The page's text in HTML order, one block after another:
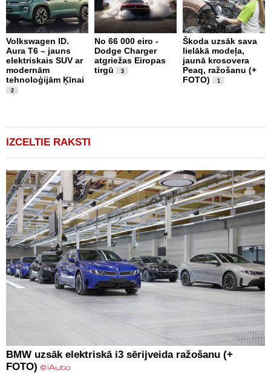
Volkswagen ID.
Aura T6 – jauns
elektriskais SUV ar
modernām
tehnoloģijām Ķīnai
2
No 66 000 eiro -
Dodge Charger
atgriežas Eiropas
tirgū
3
Škoda uzsāk sava
lielākā modeļa,
jaunā krosovera
Peaq, ražošanu (+
FOTO)
1
IZCELTIE RAKSTI
BMW uzsāk elektriskā i3 sērijveida ražošanu (+
FOTO)